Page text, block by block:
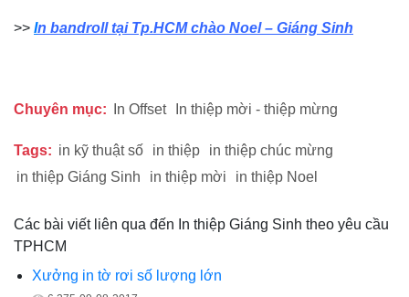
>> In bandroll tại Tp.HCM chào Noel – Giáng Sinh
Chuyên mục: In Offset In thiệp mời - thiệp mừng
Tags: in kỹ thuật số in thiệp
in thiệp chúc mừng
in thiệp Giáng Sinh
in thiệp mời in thiệp Noel
Các bài viết liên qua đến In thiệp Giáng Sinh theo yêu cầu
TPHCM
Xưởng in tờ rơi số lượng lớn